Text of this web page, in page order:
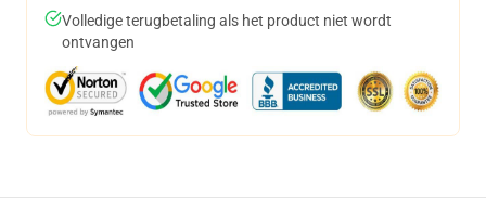
Volledige terugbetaling als het product niet wordt
ontvangen